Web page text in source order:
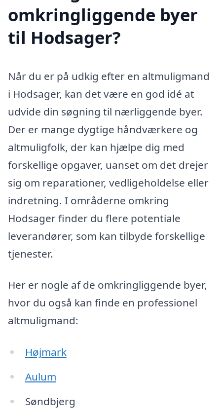
omkringliggende byer
til Hodsager?
Når du er på udkig efter en altmuligmand
i Hodsager, kan det være en god idé at
udvide din søgning til nærliggende byer.
Der er mange dygtige håndværkere og
altmuligfolk, der kan hjælpe dig med
forskellige opgaver, uanset om det drejer
sig om reparationer, vedligeholdelse eller
indretning. I områderne omkring
Hodsager finder du flere potentiale
leverandører, som kan tilbyde forskellige
tjenester.
Her er nogle af de omkringliggende byer,
hvor du også kan finde en professionel
altmuligmand:
Højmark
Aulum
Søndbjerg